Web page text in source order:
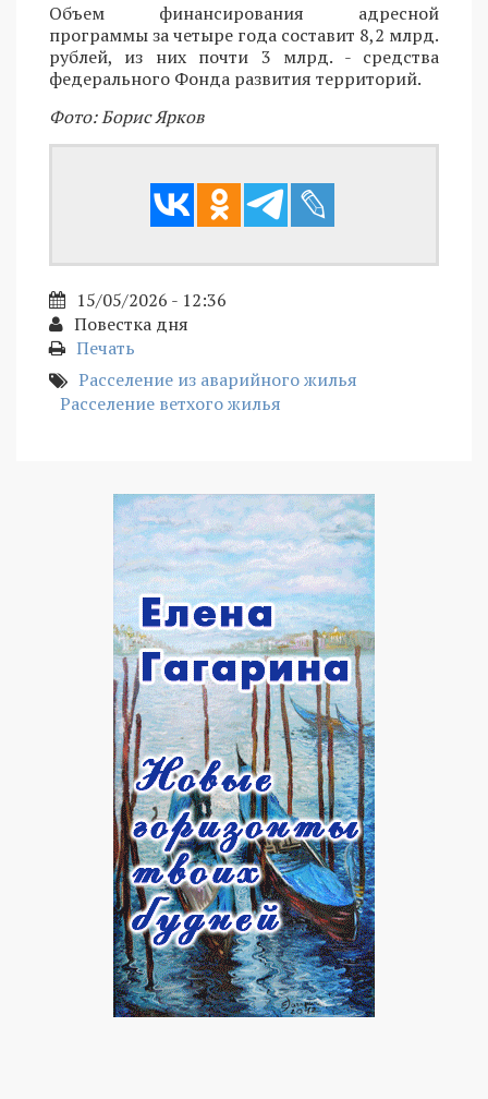
Объем финансирования адресной
программы за четыре года составит 8,2 млрд.
рублей, из них почти 3 млрд. - средства
федерального Фонда развития территорий.
Фото: Борис Ярков
15/05/2026 - 12:36
Повестка дня
Печать
Расселение из аварийного жилья
Расселение ветхого жилья